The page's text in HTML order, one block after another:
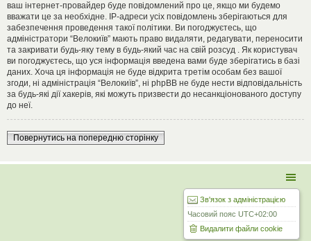
ваш інтернет-провайдер буде повідомлений про це, якщо ми будемо
вважати це за необхідне. IP-адреси усіх повідомлень зберігаються для
забезпечення проведення такої політики. Ви погоджуєтесь, що
адміністратори “Велокиїв” мають право видаляти, редагувати, переносити
та закривати будь-яку тему в будь-який час на свій розсуд . Як користувач
ви погоджуєтесь, що уся інформація введена вами буде зберігатись в базі
даних. Хоча ця інформація не буде відкрита третім особам без вашої
згоди, ні адміністрація “Велокиїв”, ні phpBB не буде нести відповідальність
за будь-які дії хакерів, які можуть призвести до несанкціонованого доступу
до неї.
Повернутись на попередню сторінку
Зв'язок з адміністрацією
Часовий пояс UTC+02:00
Видалити файли cookie